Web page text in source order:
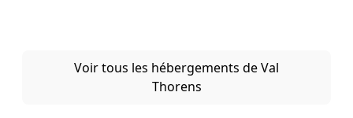
Voir tous les hébergements de Val
Thorens